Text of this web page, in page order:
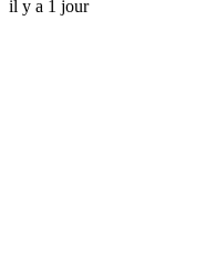
il y a 1 jour